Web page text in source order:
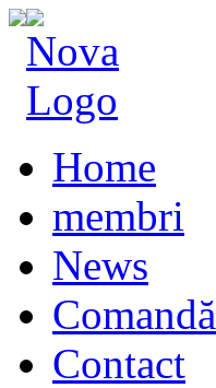
Home
membri
News
Comandă
Contact